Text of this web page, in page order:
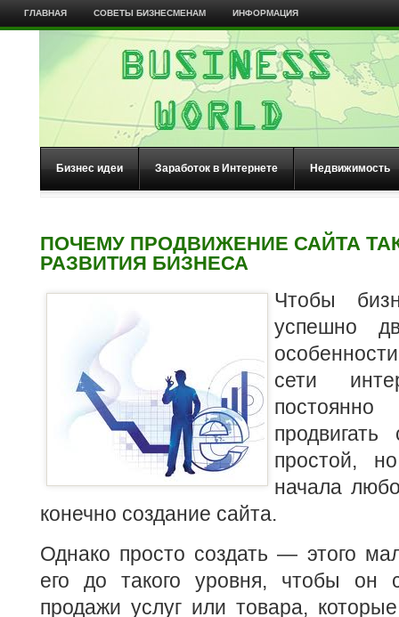
ГЛАВНАЯ СОВЕТЫ БИЗНЕСМЕНАМ ИНФОРМАЦИЯ
Бизнес идеи Заработок в Интернете Недвижимость
ПОЧЕМУ ПРОДВИЖЕНИЕ САЙТА
РАЗВИТИЯ БИЗНЕСА
Чтобы
успешно
сети
простой,
начала
конечно создание сайта.
Однако просто создать — этого
его до такого уровня, чтобы он
продажи услуг или товара,